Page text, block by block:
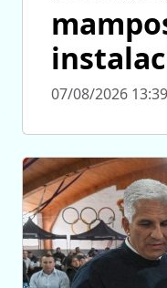
07/08/2026 13:39